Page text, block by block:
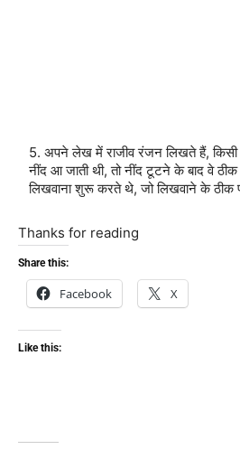
5. अपने लेख में राजीव रंजन लिखते हैं, किसी
नींद आ जाती थी, तो नींद टूटने के बाद वे
लिखवाना शुरू करते थे, जो लिखवाने के ठीक
Thanks for reading
Share this:
Facebook X
Like this: